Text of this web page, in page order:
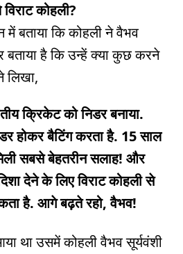
कोहली?
में बताया कि कोहली ने वैभव
बताया है कि उन्हें क्या कुछ करने
लिखा,
क्रिकेट को निडर बनाया.
होकर बैटिंग करता है. 15 साल
सबसे बेहतरीन सलाह! और
देने के लिए विराट कोहली से
है. आगे बढ़ते रहो, वैभव!
था उसमें कोहली वैभव सूर्यवंशी